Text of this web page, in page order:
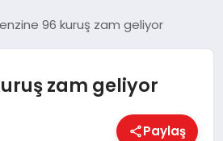
96 kuruş zam geliyor
zam geliyor
Paylaş